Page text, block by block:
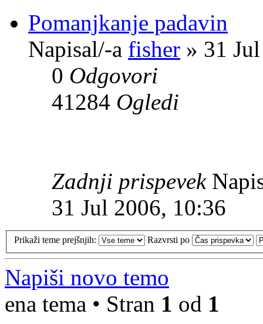
Pomanjkanje padavin
Napisal/-a fisher » 31
0 Odgovori
41284 Ogledi
Zadnji prispevek
31 Jul 2006, 10:36
Prikaži teme prejšnjih: Razvrsti po
Napiši novo temo
ena tema • Stran 1 od 1